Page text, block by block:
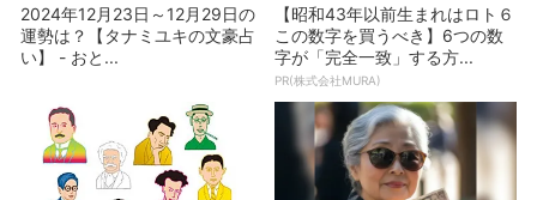
2024年12月23日～12月29日の
運勢は？【タナミユキの文豪占
い】 - おと...
【昭和43年以前生まれはロト６
この数字を買うべき】6つの数
字が「完全一致」する方...
PR(株式会社MURA)